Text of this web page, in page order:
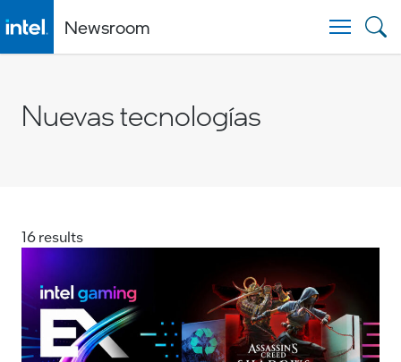
Newsroom
Nuevas tecnologías
16 results